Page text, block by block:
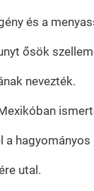
és a
ősök
nevezték.
utal.